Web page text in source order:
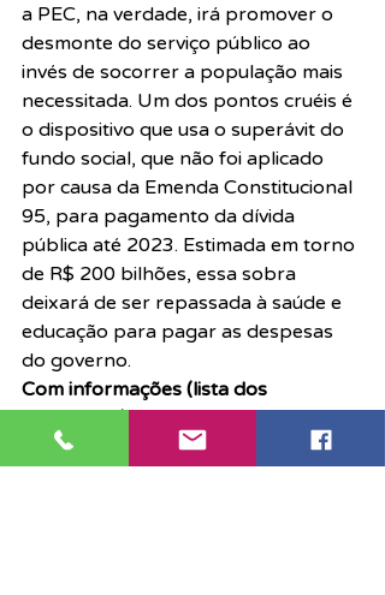
a PEC, na verdade, irá promover o
desmonte do serviço público ao
invés de socorrer a população mais
necessitada. Um dos pontos cruéis é
o dispositivo que usa o superávit do
fundo social, que não foi aplicado
por causa da Emenda Constitucional
95, para pagamento da dívida
pública até 2023. Estimada em torno
de R$ 200 bilhões, essa sobra
deixará de ser repassada à saúde e
educação para pagar as despesas
do governo.
Com informações (lista dos
deputados) do site Congresso em
Foco